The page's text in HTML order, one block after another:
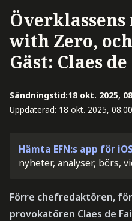
with Zero,
Gäst: Claes
Sändningstid:18 okt. 2025,
Uppdaterad: 18 okt. 2025, 08:00
Hämta EFN:s app för
nyheter, analyser, börs,
Förre chefredaktören,
provokatören Claes de